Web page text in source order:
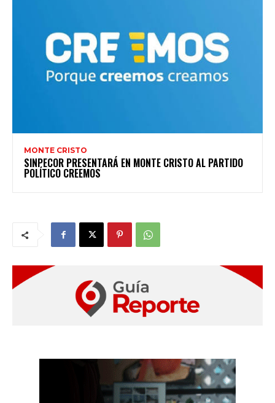
MONTE CRISTO
SINPECOR PRESENTARÁ EN MONTE CRISTO AL PARTIDO
POLÍTICO CREEMOS